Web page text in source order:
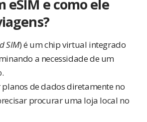
eSIM e como ele
SIM) é um chip virtual integrado
a necessidade de um
de dados diretamente no
procurar uma loja local no